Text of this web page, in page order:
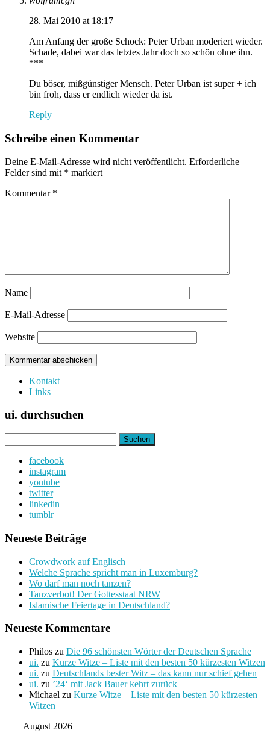
28. Mai 2010 at 18:17
Am Anfang der große Schock: Peter Urban moderiert wieder.
Schade, dabei war das letztes Jahr doch so schön ohne ihn.
***
Du böser, mißgünstiger Mensch. Peter Urban ist super + ich
bin froh, dass er endlich wieder da ist.
Reply
Schreibe einen Kommentar
Deine E-Mail-Adresse wird nicht veröffentlicht. Erforderliche
Felder sind mit * markiert
Kommentar *
Name
E-Mail-Adresse
Website
Kontakt
Links
ui. durchsuchen
nach:
facebook
instagram
youtube
twitter
linkedin
tumblr
Neueste Beiträge
Crowdwork auf Englisch
Welche Sprache spricht man in Luxemburg?
Wo darf man noch tanzen?
Tanzverbot! Der Gottesstaat NRW
Islamische Feiertage in Deutschland?
Neueste Kommentare
Philos zu Die 96 schönsten Wörter der Deutschen Sprache
ui. zu Kurze Witze – Liste mit den besten 50 kürzesten Witzen
ui. zu Deutschlands bester Witz – das kann nur schief gehen
ui. zu ’24‘ mit Jack Bauer kehrt zurück
Michael zu Kurze Witze – Liste mit den besten 50 kürzesten
Witzen
August 2026